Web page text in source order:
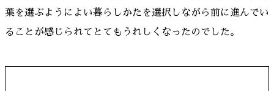
葉を選ぶようによい暮らしかたを選択しながら前に進んでい
ることが感じられてとてもうれしくなったのでした。